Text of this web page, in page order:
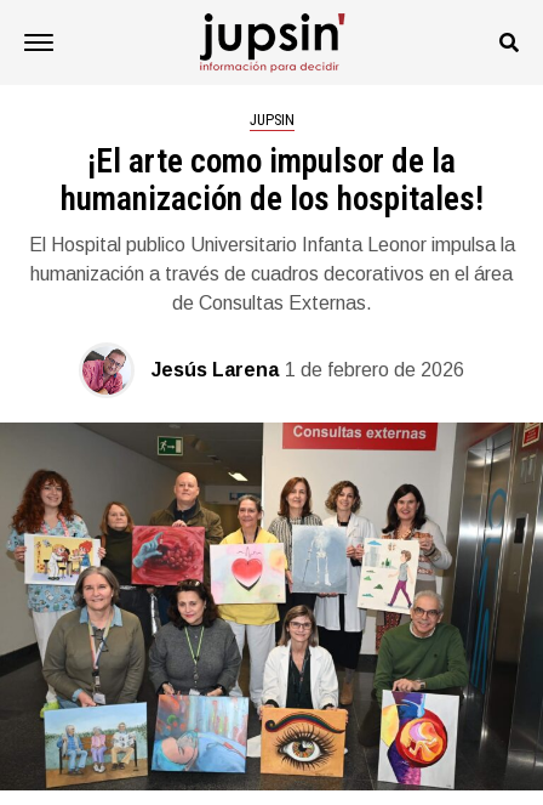
JUPSIN
¡El arte como impulsor de la
humanización de los hospitales!
El Hospital publico Universitario Infanta Leonor impulsa la
humanización a través de cuadros decorativos en el área
de Consultas Externas.
Jesús Larena 1 de febrero de 2026